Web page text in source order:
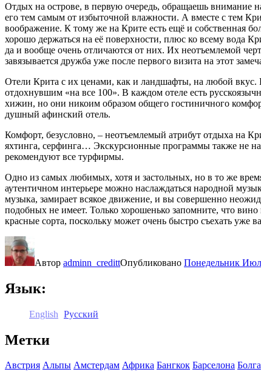
Отдых на острове, в первую очередь, обращаешь внимание
его тем самым от избыточной влажности. А вместе с тем
воображение. К тому же на Крите есть ещё и собственная
хорошо держаться на её поверхности, плюс ко всему вода
да и вообще очень отличаются от них. Их неотъемлемой
завязывается дружба уже после первого визита на этот
Отели Крита с их ценами, как и ландшафты, на любой вкус.
отдохнувшим «на все 100». В каждом отеле есть
хижин, но они никоим образом общего гостиничного
душный афинский отель.
Комфорт, безусловно, – неотъемлемый атрибут отдыха на
яхтинга, серфинга… Экскурсионные программы также не
рекомендуют все турфирмы.
Одно из самых любимых, хотя и застольных, но в то же
аутентичном интерьере можно наслаждаться народной
музыка, замирает всякое движение, и вы совершенно
подобных не имеет. Только хорошенько запомните, что
красные сорта, поскольку может очень быстро съехать уже
Автор adminn_credittОпубликовано Понедельник
Язык:
English Русский
Метки
Австрия Альпы Амстердам Африка Бангкок Барселона